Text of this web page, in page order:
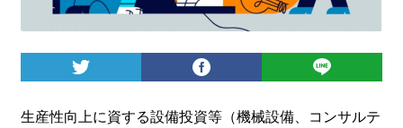
ログイン
生産性向上に資する設備投資等（機械設備、コンサルテ